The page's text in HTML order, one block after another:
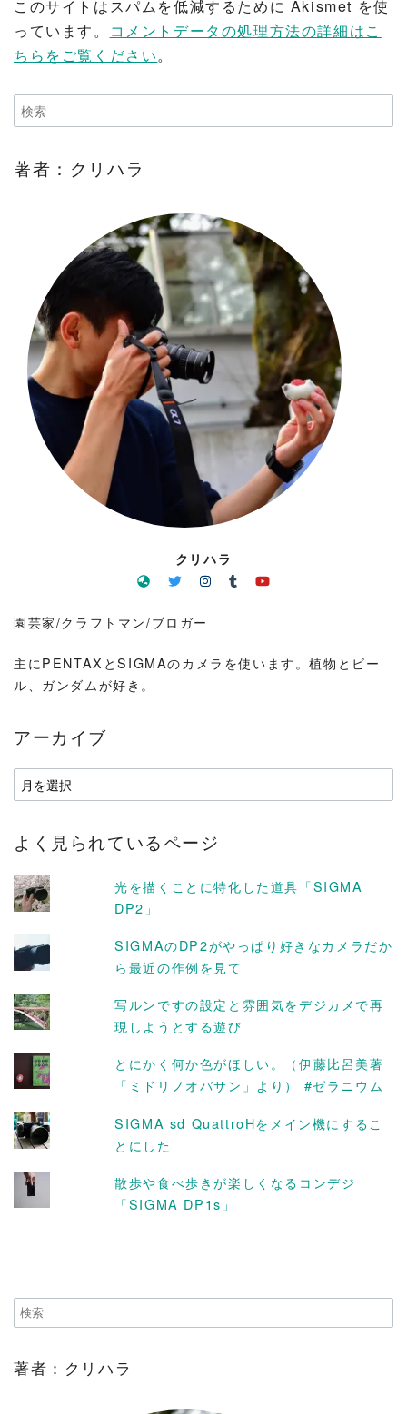
このサイトはスパムを低減するために Akismet を使
っています。
コメントデータの処理方法の詳細はこ
ちらをご覧ください。
著者：クリハラ
クリハラ
園芸家/クラフトマン/ブロガー
主にPENTAXとSIGMAのカメラを使います。植物とビー
ル、ガンダムが好き。
アーカイブ
ア
ー
イ
よく見られているページ
光を描くことに特化した道具「SIGMA
DP2」
SIGMAのDP2がやっぱり好きなカメラだか
ら最近の作例を見て
写ルンですの設定と雰囲気をデジカメで再
現しようとする遊び
とにかく何か色がほしい。（伊藤比呂美著
「ミドリノオバサン」より） #ゼラニウム
SIGMA sd QuattroHをメイン機にするこ
とにした
散歩や食べ歩きが楽しくなるコンデジ
「SIGMA DP1s」
著者：クリハラ